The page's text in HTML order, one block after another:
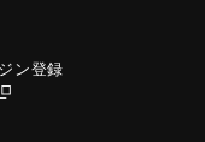
ン登録